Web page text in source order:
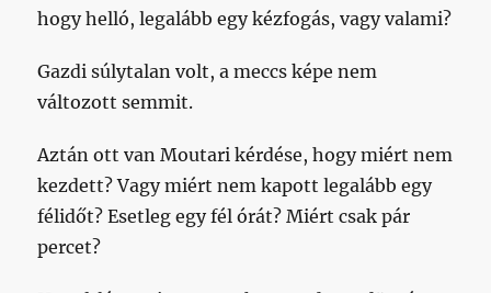
hogy helló, legalább egy kézfogás, vagy valami?
Gazdi súlytalan volt, a meccs képe nem
változott semmit.
Aztán ott van Moutari kérdése, hogy miért nem
kezdett? Vagy miért nem kapott legalább egy
félidőt? Esetleg egy fél órát? Miért csak pár
percet?